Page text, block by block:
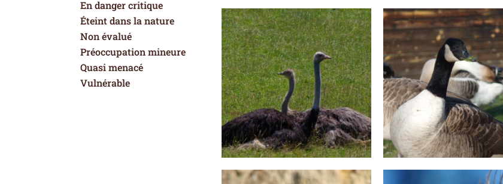
En danger critique
Éteint dans la nature
Non évalué
Préoccupation mineure
Quasi menacé
Vulnérable